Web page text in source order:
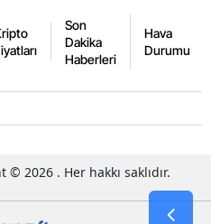
Son
Dakika
Haberleri
Hava
Durumu
© 2026 . Her hakkı saklıdır.